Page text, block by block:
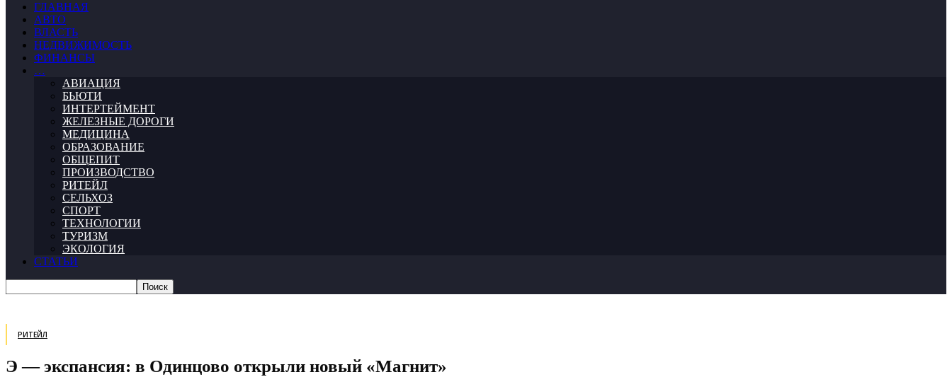
ГЛАВНАЯ
АВТО
ВЛАСТЬ
НЕДВИЖИМОСТЬ
ФИНАНСЫ
…
АВИАЦИЯ
БЬЮТИ
ИНТЕРТЕЙМЕНТ
ЖЕЛЕЗНЫЕ ДОРОГИ
МЕДИЦИНА
ОБРАЗОВАНИЕ
ОБЩЕПИТ
ПРОИЗВОДСТВО
РИТЕЙЛ
СЕЛЬХОЗ
СПОРТ
ТЕХНОЛОГИИ
ТУРИЗМ
ЭКОЛОГИЯ
СТАТЬИ
РИТЕЙЛ
Э — экспансия: в Одинцово открыли новый «Магнит»